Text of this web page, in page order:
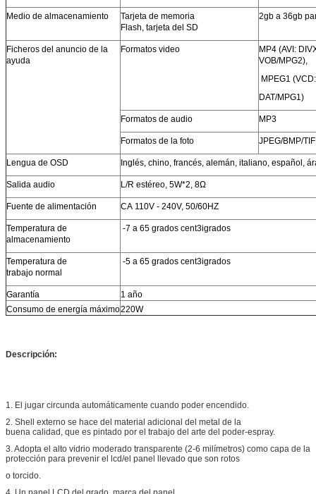
Medio de almacenamiento
Tarjeta de memoria
Flash, tarjeta del SD
2gb a 36gb
Ficheros del anuncio de la
ayuda
Formatos video
MP4 (AVI:
VOB/MPG2),
MPEG1 (VCD:
DAT/MPG1)
Formatos de audio MP3
Formatos de la foto JPEG/BMP/
Lengua de OSD Inglés, chino, francés, alemán, italiano, español,
Salida audio L/R estéreo, 5W*2, 8Ω
Fuente de alimentación CA 110V - 240V, 50/60HZ
Temperatura de
almacenamiento
-7 a 65 grados cent3igrados
Temperatura de
trabajo normal
-5 a 65 grados cent3igrados
Garantía
1 año
Consumo de energía máximo220W
Descripción:
1. El jugar circunda automáticamente cuando poder encendido.
2. Shell externo se hace del material adicional del metal de la
buena calidad, que es pintado por el trabajo del arte del poder-espray.
3. Adopta el alto vidrio moderado transparente (2-6 milímetros) como capa de la
protección para prevenir el lcd/el panel llevado que son rotos
o torcido.